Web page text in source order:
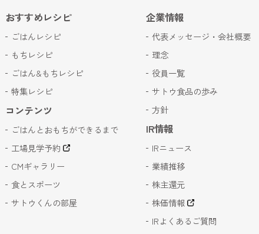
おすすめレシピ
ごはんレシピ
もちレシピ
ごはん&もちレシピ
特集レシピ
コンテンツ
ごはんとおもちができるまで
工場見学予約
CMギャラリー
食とスポーツ
サトウくんの部屋
企業情報
代表メッセージ・会社概要
理念
役員一覧
サトウ食品の歩み
方針
IR情報
IRニュース
業績推移
株主還元
株価情報
IRよくあるご質問